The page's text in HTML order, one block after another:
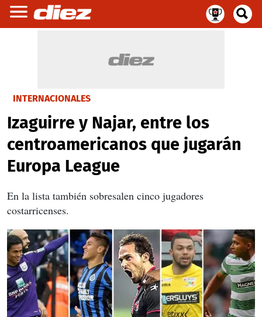
INTERNACIONALES
Izaguirre y Najar, entre los
centroamericanos que jugarán
Europa League
En la lista también sobresalen cinco jugadores
costarricenses.